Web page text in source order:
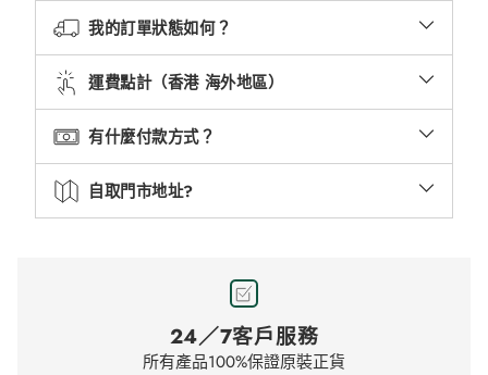
我的訂單狀態如何？
運費點計（香港 海外地區）
有什麼付款方式？
自取門市地址?
24／7客戶服務
所有產品100%保證原裝正貨